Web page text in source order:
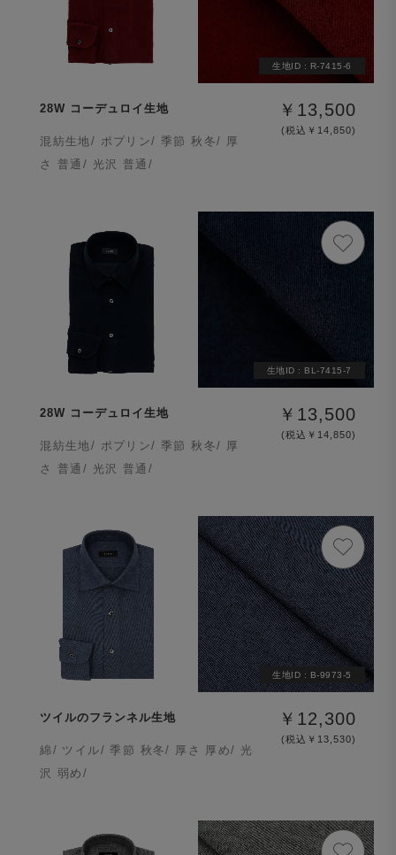
生地ID : R-7415-6
28W コーデュロイ生地
混紡生地/ ポプリン/ 季節 秋冬/ 厚
さ 普通/ 光沢 普通/
￥13,500
(税込￥14,850)
生地ID : BL-7415-7
28W コーデュロイ生地
混紡生地/ ポプリン/ 季節 秋冬/ 厚
さ 普通/ 光沢 普通/
￥13,500
(税込￥14,850)
生地ID : B-9973-5
ツイルのフランネル生地
綿/ ツイル/ 季節 秋冬/ 厚さ 厚め/ 光
沢 弱め/
￥12,300
(税込￥13,530)